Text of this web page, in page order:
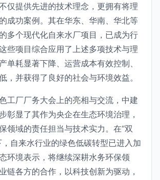
仅提供先进的技术理念，更拥有将理
成功案例。其在华东、华南、华北等
多个现代化自来水厂项目，已成为行
些项目综合应用了上述多项技术与理
单耗显著下降、运营成本有效控制、
，并获得了良好的社会与环境效益。
工厂厂务大会上的亮相与交流，中建
彰显了其作为央企在生态环境治理，
领域的责任担当与技术实力。在“双
，自来水行业的绿色低碳转型已进入加
环境表示，将继续深耕水务环保领
链各方的合作，以科技创新为驱动，